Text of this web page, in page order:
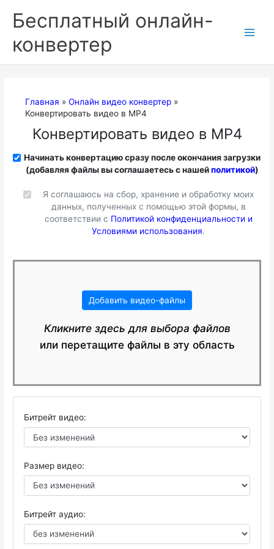
содержимому
Бесплатный онлайн-
конвертер
Главная
Онлайн видео конвертер
Конвертировать видео в MP4
Конвертировать видео в MP4
Начинать конвертацию сразу после окончания загрузки
(добавляя файлы вы соглашаетесь с нашейполитикой)
Я соглашаюсь на сбор, хранение и обработку моих
данных, полученных с помощью этой формы, в
соответствии с Политикой конфиденциальности и
Условиями использования.
Добавить видео-файлы
Кликните здесь для выбора файлов
или перетащите файлы в эту область
Битрейт видео:
Размер видео:
Битрейт аудио: